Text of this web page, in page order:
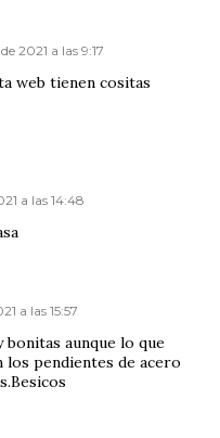
2021 a las 9:17
web tienen cositas
a las 14:48
a las 15:57
bonitas aunque lo que
los pendientes de acero